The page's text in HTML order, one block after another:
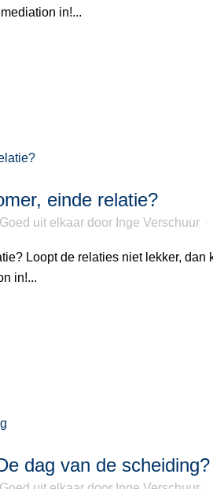
in!...
einde relatie?
Goed uit elkaar door Inge Verschuur
Loopt de relaties niet lekker,
in!...
dag van de scheiding?